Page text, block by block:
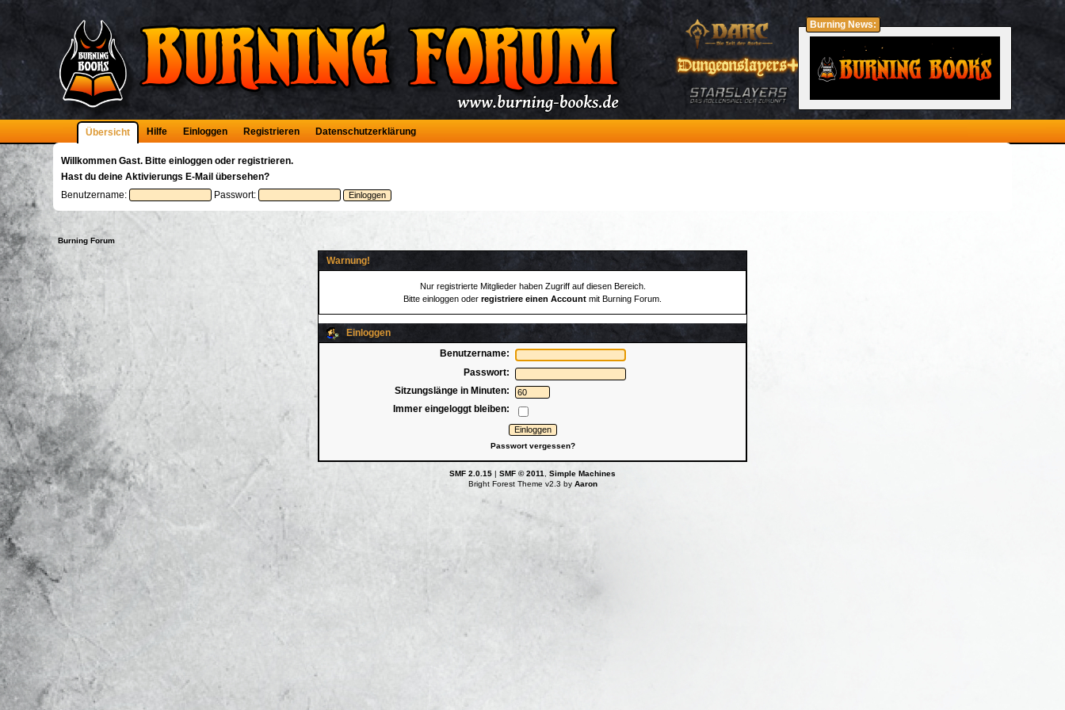
Burning News:
Übersicht Hilfe Einloggen Registrieren Datenschutzerklärung
WillkommenGast. Bitteeinloggen oderregistrieren.
Hast du deineAktivierungs E-Mail übersehen?
Benutzername:
Passwort:
Burning Forum
Warnung!
Nur registrierte Mitglieder haben Zugriff auf diesen Bereich.
Bitte einloggen oder registriere einen Account mit Burning Forum.
Einloggen
Benutzername:
Passwort:
Sitzungslänge in Minuten:
Immer eingeloggt bleiben:
Passwort vergessen?
SMF 2.0.15 | SMF © 2011
Simple Machines
Bright Forest Theme v2.3 by Aaron